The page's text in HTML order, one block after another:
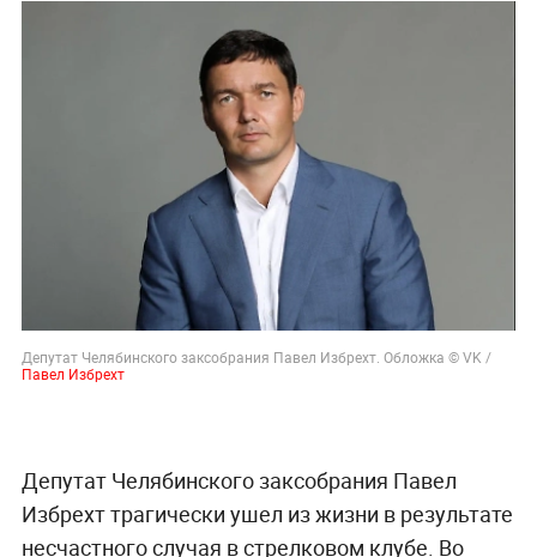
Депутат Челябинского заксобрания Павел Избрехт. Обложка © VK /
Павел Избрехт
Депутат Челябинского заксобрания Павел
Избрехт трагически ушел из жизни в результате
несчастного случая в стрелковом клубе. Во